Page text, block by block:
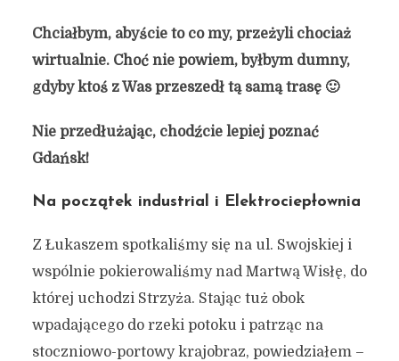
Chciałbym, abyście to co my, przeżyli chociaż
wirtualnie. Choć nie powiem, byłbym dumny,
gdyby ktoś z Was przeszedł tą samą trasę 🙂
Nie przedłużając, chodźcie lepiej poznać
Gdańsk!
Na początek industrial i Elektrociepłownia
Z Łukaszem spotkaliśmy się na ul. Swojskiej i
wspólnie pokierowaliśmy nad Martwą Wisłę, do
której uchodzi Strzyża. Stając tuż obok
wpadającego do rzeki potoku i patrząc na
stoczniowo-portowy krajobraz, powiedziałem –